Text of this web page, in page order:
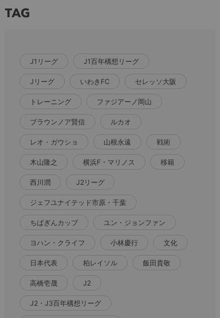
TAG
J1リーグ J1百年構想リーグ
Jリーグ いわきFC セレッソ大阪
トレーニング ファジアーノ岡山
ブラウンノア賢信 ルカオ
レオ・ガウショ 山根永遠 戦術
木山隆之 横浜F・マリノス 移籍
西川潤 J2リーグ
ジェフユナイテッド市原・千葉
ちばぎんカップ ユン・ジョンファン
ヨハン・クライフ 小林慶行 文化
日本代表 柏レイソル 飯田貴敬
高橋壱晟 J2
J2・J3百年構想リーグ